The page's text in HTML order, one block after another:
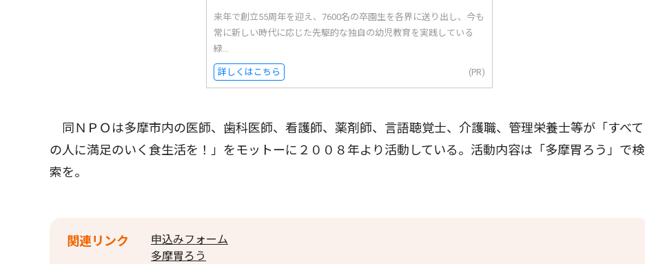
来年で創立55周年を迎え、7600名の卒園生を各界に送り出し、今も
常に新しい時代に応じた先駆的な独自の幼児教育を実践している
緑...
詳しくはこちら (PR)
同ＮＰＯは多摩市内の医師、歯科医師、看護師、薬剤師、言語聴覚士、介護職、管理栄養士等が「すべて
の人に満足のいく食生活を！」をモットーに２００８年より活動している。活動内容は「多摩胃ろう」で検
索を。
関連リンク
申込みフォーム
多摩胃ろう